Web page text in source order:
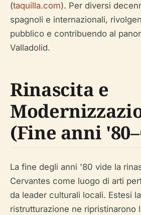
(taquilla.com). Per diversi
spagnoli e internazionali,
pubblico e contribuendo al
Valladolid.
Rinascita e
(Fine anni
La fine degli anni '80 vide la
Cervantes come luogo di arti
da leader culturali locali. Estesi
ristrutturazione ne ripristinarono